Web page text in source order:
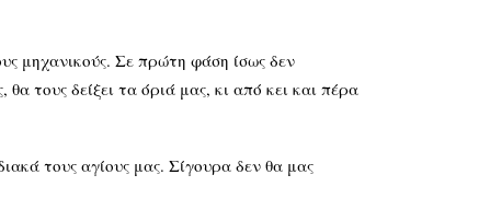
μηχανικούς. Σε πρώτη φάση ίσως δεν
τους δείξει τα όριά μας, κι από κει και πέρα
τους αγίους μας. Σίγουρα δεν θα μας